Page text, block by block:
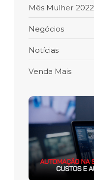
Mês Mulher 2022
Negócios
Notícias
Venda Mais